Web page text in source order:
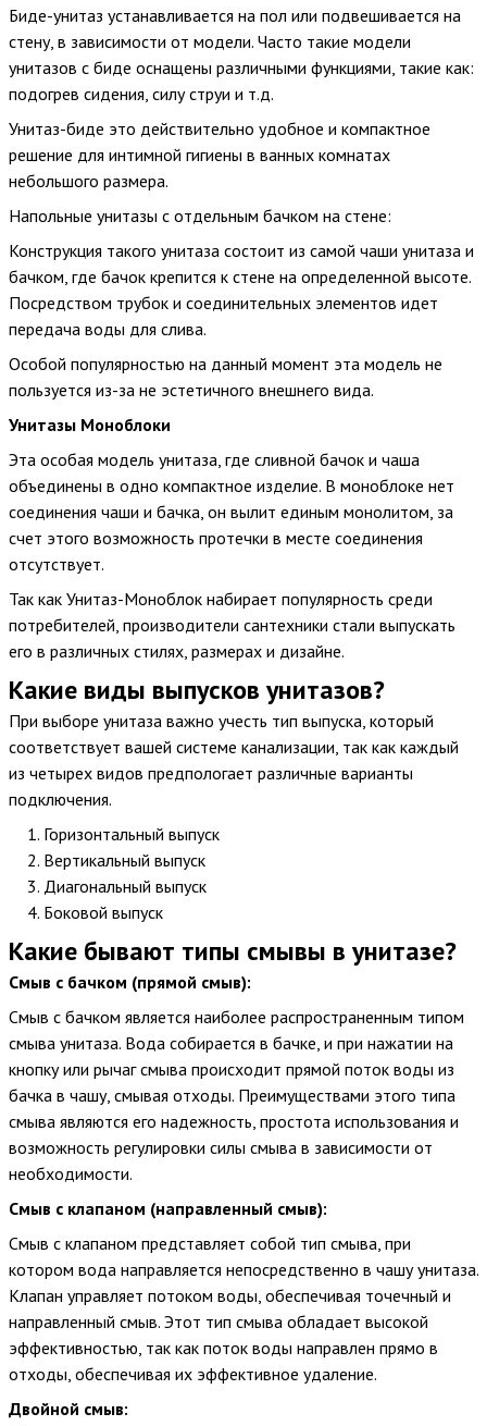
Биде-унитаз устанавливается на пол или подвешивается на
стену, в зависимости от модели. Часто такие модели
унитазов с биде оснащены различными функциями, такие как:
подогрев сидения, силу струи и т.д.
Унитаз-биде это действительно удобное и компактное
решение для интимной гигиены в ванных комнатах
небольшого размера.
Напольные унитазы с отдельным бачком на стене:
Конструкция такого унитаза состоит из самой чаши унитаза и
бачком, где бачок крепится к стене на определенной высоте.
Посредством трубок и соединительных элементов идет
передача воды для слива.
Особой популярностью на данный момент эта модель не
пользуется из-за не эстетичного внешнего вида.
Унитазы Моноблоки
Эта особая модель унитаза, где сливной бачок и чаша
объединены в одно компактное изделие. В моноблоке нет
соединения чаши и бачка, он вылит единым монолитом, за
счет этого возможность протечки в месте соединения
отсутствует.
Так как Унитаз-Моноблок набирает популярность среди
потребителей, производители сантехники стали выпускать
его в различных стилях, размерах и дизайне.
Какие виды выпусков унитазов?
При выборе унитаза важно учесть тип выпуска, который
соответствует вашей системе канализации, так как каждый
из четырех видов предпологает различные варианты
подключения.
Горизонтальный выпуск
Вертикальный выпуск
Диагональный выпуск
Боковой выпуск
Какие бывают типы смывы в унитазе?
Смыв с бачком (прямой смыв):
Смыв с бачком является наиболее распространенным типом
смыва унитаза. Вода собирается в бачке, и при нажатии на
кнопку или рычаг смыва происходит прямой поток воды из
бачка в чашу, смывая отходы. Преимуществами этого типа
смыва являются его надежность, простота использования и
возможность регулировки силы смыва в зависимости от
необходимости.
Смыв с клапаном (направленный смыв):
Смыв с клапаном представляет собой тип смыва, при
котором вода направляется непосредственно в чашу унитаза.
Клапан управляет потоком воды, обеспечивая точечный и
направленный смыв. Этот тип смыва обладает высокой
эффективностью, так как поток воды направлен прямо в
отходы, обеспечивая их эффективное удаление.
Двойной смыв: